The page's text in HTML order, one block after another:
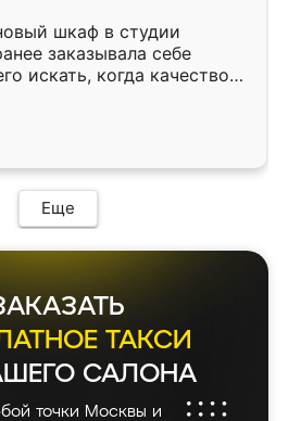
шкаф в студии
заказывала себе
искать, когда качеством
Служит кухня уже почти
нет.
Еще
ТАКСИ
САЛОНА
точки Москвы и